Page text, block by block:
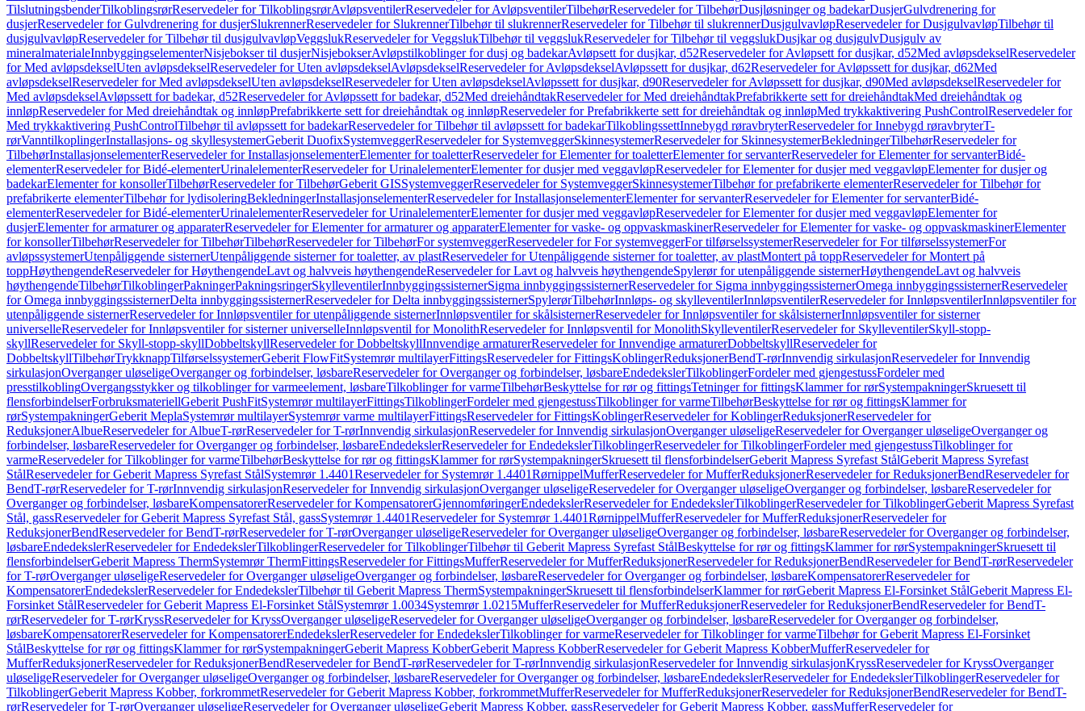
TilslutningsbenderTilkoblingsrørReservedeler for TilkoblingsrørAvløpsventilerReservedeler for AvløpsventilerTilbehørReservedeler for TilbehørDusjløsninger og badekarDusjerGulvdrenering for
dusjerReservedeler for Gulvdrenering for dusjerSlukrennerReservedeler for SlukrennerTilbehør til slukrennerReservedeler for Tilbehør til slukrennerDusjgulvavløpReservedeler for DusjgulvavløpTilbehør til
dusjgulvavløpReservedeler for Tilbehør til dusjgulvavløpVeggslukReservedeler for VeggslukTilbehør til veggslukReservedeler for Tilbehør til veggslukDusjkar og dusjgulvDusjgulv av
mineralmaterialeInnbyggingselementerNisjebokser til dusjerNisjebokserAvløpstilkoblinger for dusj og badekarAvløpsett for dusjkar, d52Reservedeler for Avløpsett for dusjkar, d52Med avløpsdekselReservedeler
for Med avløpsdekselUten avløpsdekselReservedeler for Uten avløpsdekselAvløpsdekselReservedeler for AvløpsdekselAvløpssett for dusjkar, d62Reservedeler for Avløpssett for dusjkar, d62Med
avløpsdekselReservedeler for Med avløpsdekselUten avløpsdekselReservedeler for Uten avløpsdekselAvløpssett for dusjkar, d90Reservedeler for Avløpssett for dusjkar, d90Med avløpsdekselReservedeler for
Med avløpsdekselAvløpssett for badekar, d52Reservedeler for Avløpssett for badekar, d52Med dreiehåndtakReservedeler for Med dreiehåndtakPrefabrikkerte sett for dreiehåndtakMed dreiehåndtak og
innløpReservedeler for Med dreiehåndtak og innløpPrefabrikkerte sett for dreiehåndtak og innløpReservedeler for Prefabrikkerte sett for dreiehåndtak og innløpMed trykkaktivering PushControlReservedeler for
Med trykkaktivering PushControlTilbehør til avløpssett for badekarReservedeler for Tilbehør til avløpssett for badekarTilkoblingssettInnebygd røravbryterReservedeler for Innebygd røravbryterT-
rørVanntilkoplingerInstallasjons- og skyllesystemerGeberit DuofixSystemveggerReservedeler for SystemveggerSkinnesystemerReservedeler for SkinnesystemerBekledningerTilbehørReservedeler for
TilbehørInstallasjonselementerReservedeler for InstallasjonselementerElementer for toaletterReservedeler for Elementer for toaletterElementer for servanterReservedeler for Elementer for servanterBidé-
elementerReservedeler for Bidé-elementerUrinalelementerReservedeler for UrinalelementerElementer for dusjer med veggavløpReservedeler for Elementer for dusjer med veggavløpElementer for dusjer og
badekarElementer for konsollerTilbehørReservedeler for TilbehørGeberit GISSystemveggerReservedeler for SystemveggerSkinnesystemerTilbehør for prefabrikerte elementerReservedeler for Tilbehør for
prefabrikerte elementerTilbehør for lydisoleringBekledningerInstallasjonselementerReservedeler for InstallasjonselementerElementer for servanterReservedeler for Elementer for servanterBidé-
elementerReservedeler for Bidé-elementerUrinalelementerReservedeler for UrinalelementerElementer for dusjer med veggavløpReservedeler for Elementer for dusjer med veggavløpElementer for
dusjerElementer for armaturer og apparaterReservedeler for Elementer for armaturer og apparaterElementer for vaske- og oppvaskmaskinerReservedeler for Elementer for vaske- og oppvaskmaskinerElementer
for konsollerTilbehørReservedeler for TilbehørTilbehørReservedeler for TilbehørFor systemveggerReservedeler for For systemveggerFor tilførselssystemerReservedeler for For tilførselssystemerFor
avløpssystemerUtenpåliggende sisternerUtenpåliggende sisterner for toaletter, av plastReservedeler for Utenpåliggende sisterner for toaletter, av plastMontert på toppReservedeler for Montert på
toppHøythengendeReservedeler for HøythengendeLavt og halvveis høythengendeReservedeler for Lavt og halvveis høythengendeSpylerør for utenpåliggende sisternerHøythengendeLavt og halvveis
høythengendeTilbehørTilkoblingerPakningerPakningsringerSkylleventilerInnbyggingssisternerSigma innbyggingssisternerReservedeler for Sigma innbyggingssisternerOmega innbyggingssisternerReservedeler
for Omega innbyggingssisternerDelta innbyggingssisternerReservedeler for Delta innbyggingssisternerSpylerørTilbehørInnløps- og skylleventilerInnløpsventilerReservedeler for InnløpsventilerInnløpsventiler for
utenpåliggende sisternerReservedeler for Innløpsventiler for utenpåliggende sisternerInnløpsventiler for skålsisternerReservedeler for Innløpsventiler for skålsisternerInnløpsventiler for sisterner
universelleReservedeler for Innløpsventiler for sisterner universelleInnløpsventil for MonolithReservedeler for Innløpsventil for MonolithSkylleventilerReservedeler for SkylleventilerSkyll-stopp-
skyllReservedeler for Skyll-stopp-skyllDobbeltskyllReservedeler for DobbeltskyllInnvendige armaturerReservedeler for Innvendige armaturerDobbeltskyllReservedeler for
DobbeltskyllTilbehørTrykknappTilførselssystemerGeberit FlowFitSystemrør multilayerFittingsReservedeler for FittingsKoblingerReduksjonerBendT-rørInnvendig sirkulasjonReservedeler for Innvendig
sirkulasjonOverganger uløseligeOverganger og forbindelser, løsbareReservedeler for Overganger og forbindelser, løsbareEndedekslerTilkoblingerFordeler med gjengestussFordeler med
presstilkoblingOvergangsstykker og tilkoblinger for varmeelement, løsbareTilkoblinger for varmeTilbehørBeskyttelse for rør og fittingsTetninger for fittingsKlammer for rørSystempakningerSkruesett til
flensforbindelserForbruksmateriellGeberit PushFitSystemrør multilayerFittingsTilkoblingerFordeler med gjengestussTilkoblinger for varmeTilbehørBeskyttelse for rør og fittingsKlammer for
rørSystempakningerGeberit MeplaSystemrør multilayerSystemrør varme multilayerFittingsReservedeler for FittingsKoblingerReservedeler for KoblingerReduksjonerReservedeler for
ReduksjonerAlbueReservedeler for AlbueT-rørReservedeler for T-rørInnvendig sirkulasjonReservedeler for Innvendig sirkulasjonOverganger uløseligeReservedeler for Overganger uløseligeOverganger og
forbindelser, løsbareReservedeler for Overganger og forbindelser, løsbareEndedekslerReservedeler for EndedekslerTilkoblingerReservedeler for TilkoblingerFordeler med gjengestussTilkoblinger for
varmeReservedeler for Tilkoblinger for varmeTilbehørBeskyttelse for rør og fittingsKlammer for rørSystempakningerSkruesett til flensforbindelserGeberit Mapress Syrefast StålGeberit Mapress Syrefast
StålReservedeler for Geberit Mapress Syrefast StålSystemrør 1.4401Reservedeler for Systemrør 1.4401RørnippelMufferReservedeler for MufferReduksjonerReservedeler for ReduksjonerBendReservedeler for
BendT-rørReservedeler for T-rørInnvendig sirkulasjonReservedeler for Innvendig sirkulasjonOverganger uløseligeReservedeler for Overganger uløseligeOverganger og forbindelser, løsbareReservedeler for
Overganger og forbindelser, løsbareKompensatorerReservedeler for KompensatorerGjennomføringerEndedekslerReservedeler for EndedekslerTilkoblingerReservedeler for TilkoblingerGeberit Mapress Syrefast
Stål, gassReservedeler for Geberit Mapress Syrefast Stål, gassSystemrør 1.4401Reservedeler for Systemrør 1.4401RørnippelMufferReservedeler for MufferReduksjonerReservedeler for
ReduksjonerBendReservedeler for BendT-rørReservedeler for T-rørOverganger uløseligeReservedeler for Overganger uløseligeOverganger og forbindelser, løsbareReservedeler for Overganger og forbindelser,
løsbareEndedekslerReservedeler for EndedekslerTilkoblingerReservedeler for TilkoblingerTilbehør til Geberit Mapress Syrefast StålBeskyttelse for rør og fittingsKlammer for rørSystempakningerSkruesett til
flensforbindelserGeberit Mapress ThermSystemrør ThermFittingsReservedeler for FittingsMufferReservedeler for MufferReduksjonerReservedeler for ReduksjonerBendReservedeler for BendT-rørReservedeler
for T-rørOverganger uløseligeReservedeler for Overganger uløseligeOverganger og forbindelser, løsbareReservedeler for Overganger og forbindelser, løsbareKompensatorerReservedeler for
KompensatorerEndedekslerReservedeler for EndedekslerTilbehør til Geberit Mapress ThermSystempakningerSkruesett til flensforbindelserKlammer for rørGeberit Mapress El-Forsinket StålGeberit Mapress El-
Forsinket StålReservedeler for Geberit Mapress El-Forsinket StålSystemrør 1.0034Systemrør 1.0215MufferReservedeler for MufferReduksjonerReservedeler for ReduksjonerBendReservedeler for BendT-
rørReservedeler for T-rørKryssReservedeler for KryssOverganger uløseligeReservedeler for Overganger uløseligeOverganger og forbindelser, løsbareReservedeler for Overganger og forbindelser,
løsbareKompensatorerReservedeler for KompensatorerEndedekslerReservedeler for EndedekslerTilkoblinger for varmeReservedeler for Tilkoblinger for varmeTilbehør for Geberit Mapress El-Forsinket
StålBeskyttelse for rør og fittingsKlammer for rørSystempakningerGeberit Mapress KobberGeberit Mapress KobberReservedeler for Geberit Mapress KobberMufferReservedeler for
MufferReduksjonerReservedeler for ReduksjonerBendReservedeler for BendT-rørReservedeler for T-rørInnvendig sirkulasjonReservedeler for Innvendig sirkulasjonKryssReservedeler for KryssOverganger
uløseligeReservedeler for Overganger uløseligeOverganger og forbindelser, løsbareReservedeler for Overganger og forbindelser, løsbareEndedekslerReservedeler for EndedekslerTilkoblingerReservedeler for
TilkoblingerGeberit Mapress Kobber, forkrommetReservedeler for Geberit Mapress Kobber, forkrommetMufferReservedeler for MufferReduksjonerReservedeler for ReduksjonerBendReservedeler for BendT-
rørReservedeler for T-rørOverganger uløseligeReservedeler for Overganger uløseligeGeberit Mapress Kobber, gassReservedeler for Geberit Mapress Kobber, gassMufferReservedeler for